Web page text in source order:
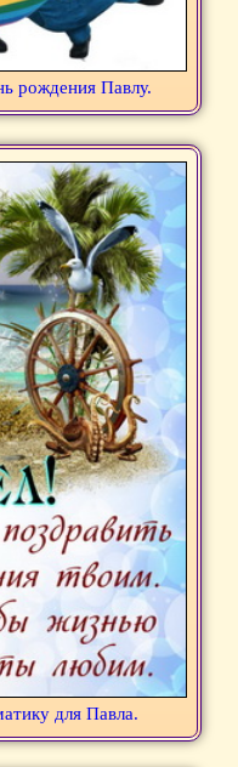
рождения Павлу.
для Павла.